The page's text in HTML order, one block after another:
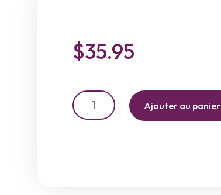
$35.95
Ajouter au panier